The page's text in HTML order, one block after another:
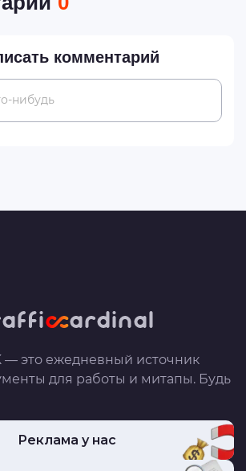
комментарий
нибудь
— это ежедневный источник
для работы и митапы. Будь
Реклама у нас